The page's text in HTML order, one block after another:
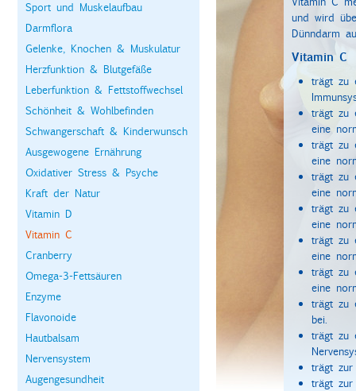
Sport und Muskelaufbau
Darmflora
Gelenke, Knochen & Muskulatur
Herzfunktion & Blutgefäße
Leberfunktion & Fettstoffwechsel
Schönheit & Wohlbefinden
Schwangerschaft & Kinderwunsch
Ausgewogene Ernährung
Oxidativer Stress & Psyche
Kraft der Natur
Vitamin D
Vitamin C
Cranberry
Omega-3-Fettsäuren
Enzyme
Flavonoide
Hautbalsam
Nervensystem
Augengesundheit
und wird
Dünndarm
Vitamin C
trägt zu
trägt zu
eine
trägt zu
eine
trägt zu
eine
trägt zu
eine
trägt zu
eine
trägt zu
eine
trägt zu
bei.
trägt zu
trägt zur
trägt zur